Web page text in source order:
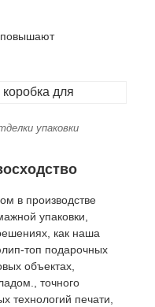
повышают
упаковки
в производстве
упаковки,
как наша
топ подарочных
объектах,
точного
технологий печати,